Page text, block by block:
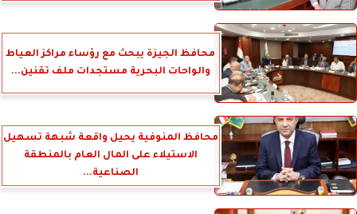
محافظ الجيزة يبحث مع رؤساء مراكز العياط
والواحات البحرية مستجدات ملف تقنين...
محافظ المنوفية يحيل واقعة شبهة تسهيل
الاستيلاء على المال العام بالمنطقة
الصناعية...